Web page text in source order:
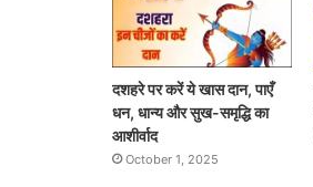
दशहरे पर करें ये खास दान, पाएँ
धन, धान्य और सुख-समृद्धि का
आशीर्वाद
October 1, 2025